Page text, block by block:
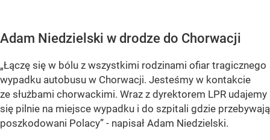
Adam Niedzielski w drodze do Chorwacji
„Łączę się w bólu z wszystkimi rodzinami ofiar tragicznego
wypadku autobusu w Chorwacji. Jesteśmy w kontakcie
ze służbami chorwackimi. Wraz z dyrektorem LPR udajemy
się pilnie na miejsce wypadku i do szpitali gdzie przebywają
poszkodowani Polacy” - napisał Adam Niedzielski.